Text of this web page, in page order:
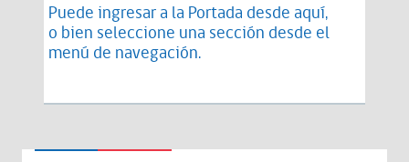
Puede ingresar a la Portada desde aquí,
o bien seleccione una sección desde el
menú de navegación.